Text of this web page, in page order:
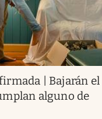
| Bajarán el
alguno de